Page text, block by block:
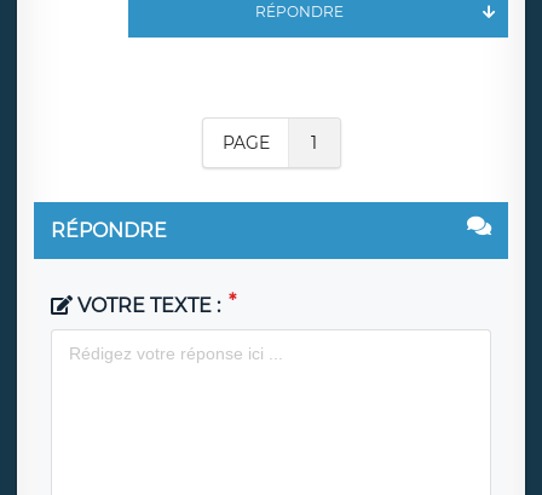
RÉPONDRE
PAGE 1
RÉPONDRE
VOTRE TEXTE :